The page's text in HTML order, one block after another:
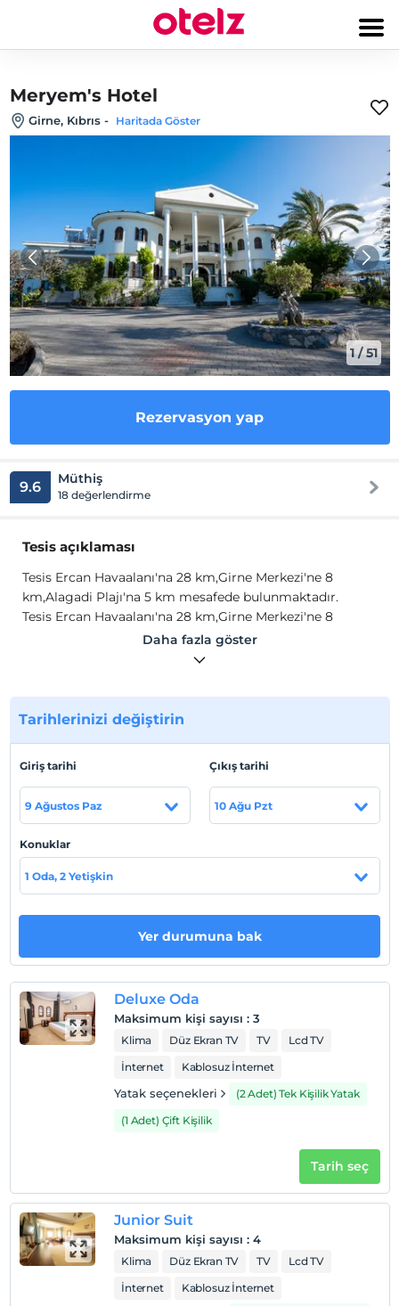
Meryem's Hotel
Girne, Kıbrıs - Haritada Göster
1/51
Rezervasyon yap
9.6 Müthiş
18 değerlendirme
Tesis açıklaması
Tesis Ercan Havaalanı'na 28 km,Girne Merkezi'ne 8
km,Alagadi Plajı'na 5 km mesafede bulunmaktadır.
Tesis Ercan Havaalanı'na 28 km,Girne Merkezi'ne 8
km,Alagadi Plajı'na 5 km mesafede bulunmaktadır.
Tesis Çatalköy mevkiinde bulunmaktadır. İnternet erişimi
tesisin tüm alanlarında ücretsiz sunulmaktadır.
Otel koşulları
Check/in
En erken saat 14:00 ve sonrası
En geç saat 12:00 ve öncesi
Evcil hayvan kabul edilmemektedir.
Sigara
Odalarda sigara içilmez
2 yaşına kadar olan bebekler ücretsizdir.
Daha fazla göster
Tarihlerinizi değiştirin
Giriş tarihi
9 Ağustos Paz
Çıkış tarihi
10 Ağu Pzt
Konuklar
1 Oda, 2 Yetişkin
Yer durumuna bak
Deluxe Oda
Maksimum kişi sayısı : 3
Klima Düz Ekran TV TV
Lcd TV
İnternet
Kablosuz İnternet
Yatak seçenekleri
(2 Adet) Tek Kişilik Yatak
(1 Adet) Çift Kişilik
Tarih seç
Junior Suit
Maksimum kişi sayısı : 4
Klima Düz Ekran TV TV
Lcd TV
İnternet
Kablosuz İnternet